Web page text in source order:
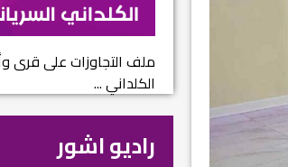
ملف التجاوزات على قرى
الكلداني ...
راديو اشور